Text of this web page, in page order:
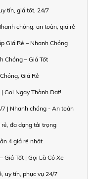
tín, giá tốt, 24/7
chóng, an toàn, giá rẻ
Giá Rẻ – Nhanh Chóng
Chóng – Giá Tốt
Giá Rẻ
| Gọi Ngay Thành Đạt!
7 | Nhanh chóng - An toàn
đa dạng tải trọng
4 giá rẻ nhất
Giá Tốt | Gọi Là Có Xe
uy tín, phục vụ 24/7